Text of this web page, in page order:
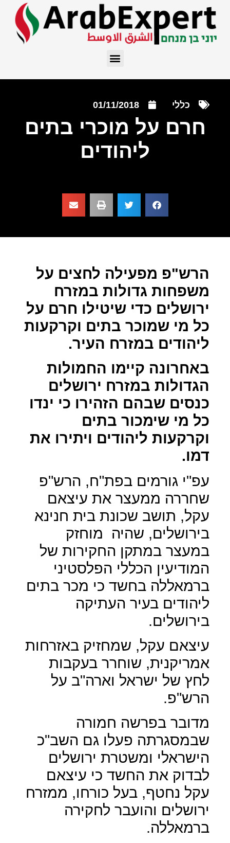
כללי 01/11/2018
חרם על מוכרי בתים
ליהודים
הרש"פ מפעילה לחצים על
משפחות גדולות במזרח
ירושלים כדי שיטילו חרם על
כל מי שמוכר בתים וקרקעות
ליהודים במזרח העיר.
באחרונה קיימו החמולות
הגדולות במזרח ירושלים
כנסים שבהם הזהירו כי ינדו
כל מי שימכור בתים
וקרקעות ליהודים ויתירו את
דמו.
עפ"י גורמים בפת"ח, הרש"פ
שחררה ממעצר את עיצאם
עקל, תושב שכונת בית חנינא
בירושלים, שהיה
מוחזק
במעצר במתקן החקירות של
המודיעין הכללי הפלסטיני
ברמאללה בחשד כי מכר בתים
ליהודים בעיר העתיקה
בירושלים.
עיצאם עקל, שמחזיק באזרחות
אמריקנית, שוחרר בעקבות
לחץ של ישראל וארה"ב על
הרש"פ.
מדובר בפרשה חמורה
שבמסגרתה פעלו גם השב"כ
הישראלי ומשטרת ירושלים
לבדוק את החשד כי עיצאם
עקל נחטף, בעל כורחו, ממזרח
ירושלים והועבר לחקירה
ברמאללה.